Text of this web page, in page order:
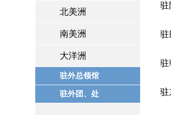
北美洲
南美洲
大洋洲
驻外总领馆
驻外团、处
驻
驻
驻
驻